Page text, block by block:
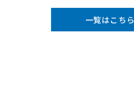
一覧はこちら